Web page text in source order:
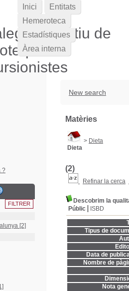
Col·lectiu de
New search
Matèries
> Dieta
Dieta
(2)
Refinar la cerca
Descobrim la
Públic
ISBD
Tipus de
Data de
Nombre de
Nota
Inici
Entitats
Hemeroteca
Estadístiques
Àrea interna
?
[2]